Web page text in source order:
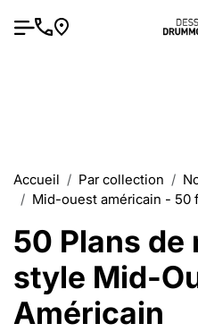
Accueil Par collection
Mid-ouest américain - 50
50 Plans de
style Mid-
Américain